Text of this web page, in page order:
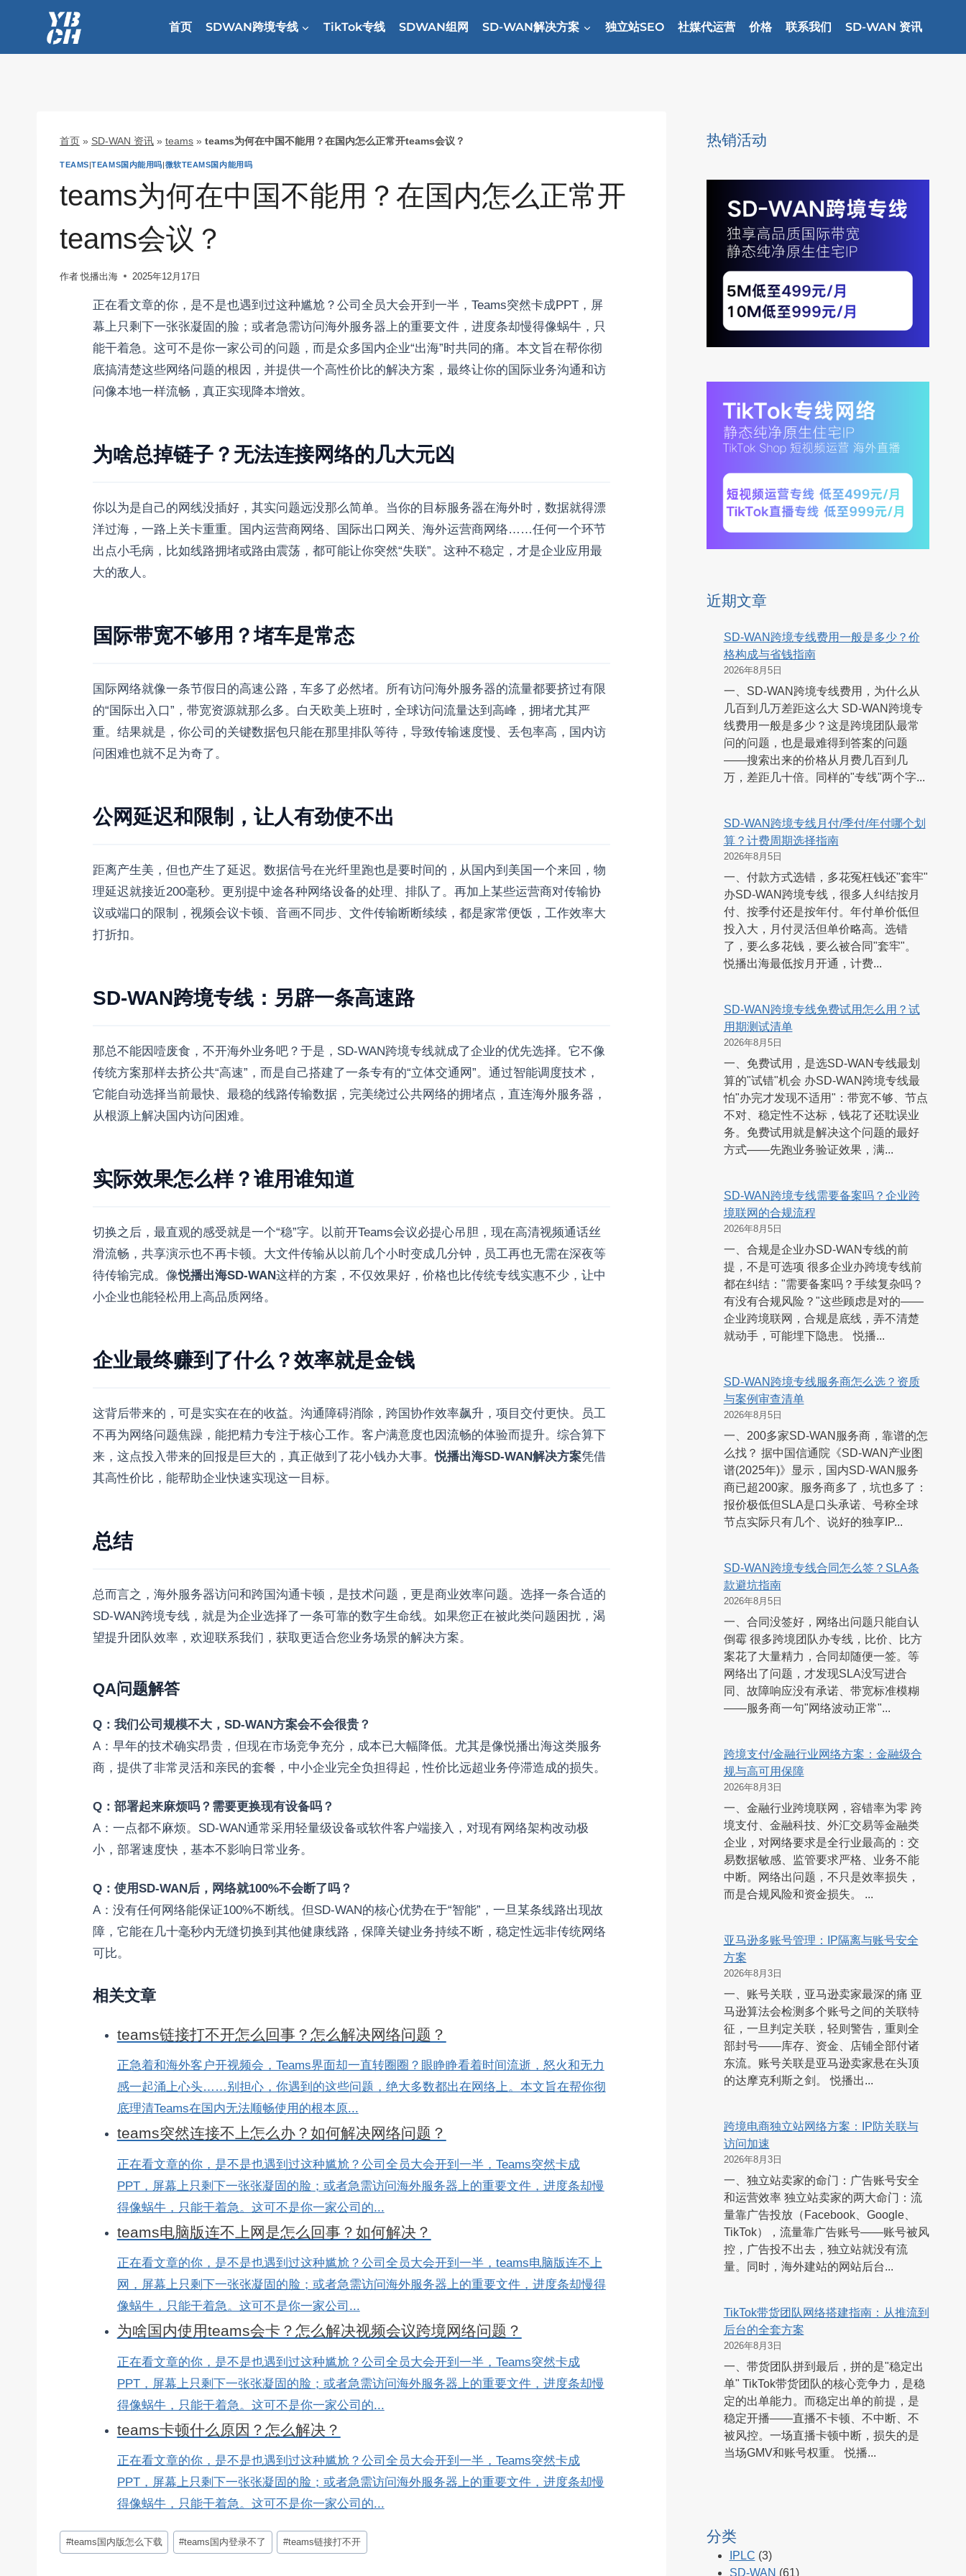
首页 SDWAN跨境专线 TikTok专线 SDWAN组网 SD-WAN解决方案 独立站SEO 社媒代运营 价格 联系我们 SD-WAN 资讯
首页 » SD-WAN 资讯 » teams » teams为何在中国不能用？在国内怎么正常开teams会议？
TEAMS|TEAMS国内能用吗|微软TEAMS国内能用吗
teams为何在中国不能用？在国内怎么正常开
teams会议？
作者 悦播出海 2025年12月17日
正在看文章的你，是不是也遇到过这种尴尬？公司全员大会开到一半，Teams突然卡成PPT，屏
幕上只剩下一张张凝固的脸；或者急需访问海外服务器上的重要文件，进度条却慢得像蜗牛，只
能干着急。这可不是你一家公司的问题，而是众多国内企业“出海”时共同的痛。本文旨在帮你彻
底搞清楚这些网络问题的根因，并提供一个高性价比的解决方案，最终让你的国际业务沟通和访
问像本地一样流畅，真正实现降本增效。
为啥总掉链子？无法连接网络的几大元凶
你以为是自己的网线没插好，其实问题远没那么简单。当你的目标服务器在海外时，数据就得漂
洋过海，一路上关卡重重。国内运营商网络、国际出口网关、海外运营商网络……任何一个环节
出点小毛病，比如线路拥堵或路由震荡，都可能让你突然“失联”。这种不稳定，才是企业应用最
大的敌人。
国际带宽不够用？堵车是常态
国际网络就像一条节假日的高速公路，车多了必然堵。所有访问海外服务器的流量都要挤过有限
的“国际出入口”，带宽资源就那么多。白天欧美上班时，全球访问流量达到高峰，拥堵尤其严
重。结果就是，你公司的关键数据包只能在那里排队等待，导致传输速度慢、丢包率高，国内访
问困难也就不足为奇了。
公网延迟和限制，让人有劲使不出
距离产生美，但也产生了延迟。数据信号在光纤里跑也是要时间的，从国内到美国一个来回，物
理延迟就接近200毫秒。更别提中途各种网络设备的处理、排队了。再加上某些运营商对传输协
议或端口的限制，视频会议卡顿、音画不同步、文件传输断断续续，都是家常便饭，工作效率大
打折扣。
SD-WAN跨境专线：另辟一条高速路
那总不能因噎废食，不开海外业务吧？于是，SD-WAN跨境专线就成了企业的优先选择。它不像
传统方案那样去挤公共“高速”，而是自己搭建了一条专有的“立体交通网”。通过智能调度技术，
它能自动选择当前最快、最稳的线路传输数据，完美绕过公共网络的拥堵点，直连海外服务器，
从根源上解决国内访问困难。
实际效果怎么样？谁用谁知道
切换之后，最直观的感受就是一个“稳”字。以前开Teams会议必提心吊胆，现在高清视频通话丝
滑流畅，共享演示也不再卡顿。大文件传输从以前几个小时变成几分钟，员工再也无需在深夜等
待传输完成。像悦播出海SD-WAN这样的方案，不仅效果好，价格也比传统专线实惠不少，让中
小企业也能轻松用上高品质网络。
企业最终赚到了什么？效率就是金钱
这背后带来的，可是实实在在的收益。沟通障碍消除，跨国协作效率飙升，项目交付更快。员工
不再为网络问题焦躁，能把精力专注于核心工作。客户满意度也因流畅的体验而提升。综合算下
来，这点投入带来的回报是巨大的，真正做到了花小钱办大事。悦播出海SD-WAN解决方案凭借
其高性价比，能帮助企业快速实现这一目标。
总结
总而言之，海外服务器访问和跨国沟通卡顿，是技术问题，更是商业效率问题。选择一条合适的
SD-WAN跨境专线，就是为企业选择了一条可靠的数字生命线。如果您正在被此类问题困扰，渴
望提升团队效率，欢迎联系我们，获取更适合您业务场景的解决方案。
QA问题解答
Q：我们公司规模不大，SD-WAN方案会不会很贵？
A：早年的技术确实昂贵，但现在市场竞争充分，成本已大幅降低。尤其是像悦播出海这类服务
商，提供了非常灵活和亲民的套餐，中小企业完全负担得起，性价比远超业务停滞造成的损失。
Q：部署起来麻烦吗？需要更换现有设备吗？
A：一点都不麻烦。SD-WAN通常采用轻量级设备或软件客户端接入，对现有网络架构改动极
小，部署速度快，基本不影响日常业务。
Q：使用SD-WAN后，网络就100%不会断了吗？
A：没有任何网络能保证100%不断线。但SD-WAN的核心优势在于“智能”，一旦某条线路出现故
障，它能在几十毫秒内无缝切换到其他健康线路，保障关键业务持续不断，稳定性远非传统网络
可比。
相关文章
teams链接打不开怎么回事？怎么解决网络问题？
正急着和海外客户开视频会，Teams界面却一直转圈圈？眼睁睁看着时间流逝，怒火和无力
感一起涌上心头……别担心，你遇到的这些问题，绝大多数都出在网络上。本文旨在帮你彻
底理清Teams在国内无法顺畅使用的根本原...
teams突然连接不上怎么办？如何解决网络问题？
正在看文章的你，是不是也遇到过这种尴尬？公司全员大会开到一半，Teams突然卡成
PPT，屏幕上只剩下一张张凝固的脸；或者急需访问海外服务器上的重要文件，进度条却慢
得像蜗牛，只能干着急。这可不是你一家公司的...
teams电脑版连不上网是怎么回事？如何解决？
正在看文章的你，是不是也遇到过这种尴尬？公司全员大会开到一半，teams电脑版连不上
网，屏幕上只剩下一张张凝固的脸；或者急需访问海外服务器上的重要文件，进度条却慢得
像蜗牛，只能干着急。这可不是你一家公司...
为啥国内使用teams会卡？怎么解决视频会议跨境网络问题？
正在看文章的你，是不是也遇到过这种尴尬？公司全员大会开到一半，Teams突然卡成
PPT，屏幕上只剩下一张张凝固的脸；或者急需访问海外服务器上的重要文件，进度条却慢
得像蜗牛，只能干着急。这可不是你一家公司的...
teams卡顿什么原因？怎么解决？
正在看文章的你，是不是也遇到过这种尴尬？公司全员大会开到一半，Teams突然卡成
PPT，屏幕上只剩下一张张凝固的脸；或者急需访问海外服务器上的重要文件，进度条却慢
得像蜗牛，只能干着急。这可不是你一家公司的...
文
章
#teams国内版怎么下载 #teams国内登录不了 #teams链接打不开
热销活动
近期文章
SD-WAN跨境专线费用一般是多少？价
格构成与省钱指南
2026年8月5日
一、SD-WAN跨境专线费用，为什么从
几百到几万差距这么大 SD-WAN跨境专
线费用一般是多少？这是跨境团队最常
问的问题，也是最难得到答案的问题
——搜索出来的价格从月费几百到几
万，差距几十倍。同样的"专线"两个字...
SD-WAN跨境专线月付/季付/年付哪个划
算？计费周期选择指南
2026年8月5日
一、付款方式选错，多花冤枉钱还"套牢"
办SD-WAN跨境专线，很多人纠结按月
付、按季付还是按年付。年付单价低但
投入大，月付灵活但单价略高。选错
了，要么多花钱，要么被合同"套牢"。
悦播出海最低按月开通，计费...
SD-WAN跨境专线免费试用怎么用？试
用期测试清单
2026年8月5日
一、免费试用，是选SD-WAN专线最划
算的"试错"机会 办SD-WAN跨境专线最
怕"办完才发现不适用"：带宽不够、节点
不对、稳定性不达标，钱花了还耽误业
务。免费试用就是解决这个问题的最好
方式——先跑业务验证效果，满...
SD-WAN跨境专线需要备案吗？企业跨
境联网的合规流程
2026年8月5日
一、合规是企业办SD-WAN专线的前
提，不是可选项 很多企业办跨境专线前
都在纠结："需要备案吗？手续复杂吗？
有没有合规风险？"这些顾虑是对的——
企业跨境联网，合规是底线，弄不清楚
就动手，可能埋下隐患。 悦播...
SD-WAN跨境专线服务商怎么选？资质
与案例审查清单
2026年8月5日
一、200多家SD-WAN服务商，靠谱的怎
么找？ 据中国信通院《SD-WAN产业图
谱(2025年)》显示，国内SD-WAN服务
商已超200家。服务商多了，坑也多了：
报价极低但SLA是口头承诺、号称全球
节点实际只有几个、说好的独享IP...
SD-WAN跨境专线合同怎么签？SLA条
款避坑指南
2026年8月5日
一、合同没签好，网络出问题只能自认
倒霉 很多跨境团队办专线，比价、比方
案花了大量精力，合同却随便一签。等
网络出了问题，才发现SLA没写进合
同、故障响应没有承诺、带宽标准模糊
——服务商一句"网络波动正常"...
跨境支付/金融行业网络方案：金融级合
规与高可用保障
2026年8月3日
一、金融行业跨境联网，容错率为零 跨
境支付、金融科技、外汇交易等金融类
企业，对网络要求是全行业最高的：交
易数据敏感、监管要求严格、业务不能
中断。网络出问题，不只是效率损失，
而是合规风险和资金损失。 ...
亚马逊多账号管理：IP隔离与账号安全
方案
2026年8月3日
一、账号关联，亚马逊卖家最深的痛 亚
马逊算法会检测多个账号之间的关联特
征，一旦判定关联，轻则警告，重则全
部封号——库存、资金、店铺全部付诸
东流。账号关联是亚马逊卖家悬在头顶
的达摩克利斯之剑。 悦播出...
跨境电商独立站网络方案：IP防关联与
访问加速
2026年8月3日
一、独立站卖家的命门：广告账号安全
和运营效率 独立站卖家的两大命门：流
量靠广告投放（Facebook、Google、
TikTok），流量靠广告账号——账号被风
控，广告投不出去，独立站就没有流
量。同时，海外建站的网站后台...
TikTok带货团队网络搭建指南：从推流到
后台的全套方案
2026年8月3日
一、带货团队拼到最后，拼的是"稳定出
单" TikTok带货团队的核心竞争力，是稳
定的出单能力。而稳定出单的前提，是
稳定开播——直播不卡顿、不中断、不
被风控。一场直播卡顿中断，损失的是
当场GMV和账号权重。 悦播...
分类
IPLC (3)
SD-WAN (61)